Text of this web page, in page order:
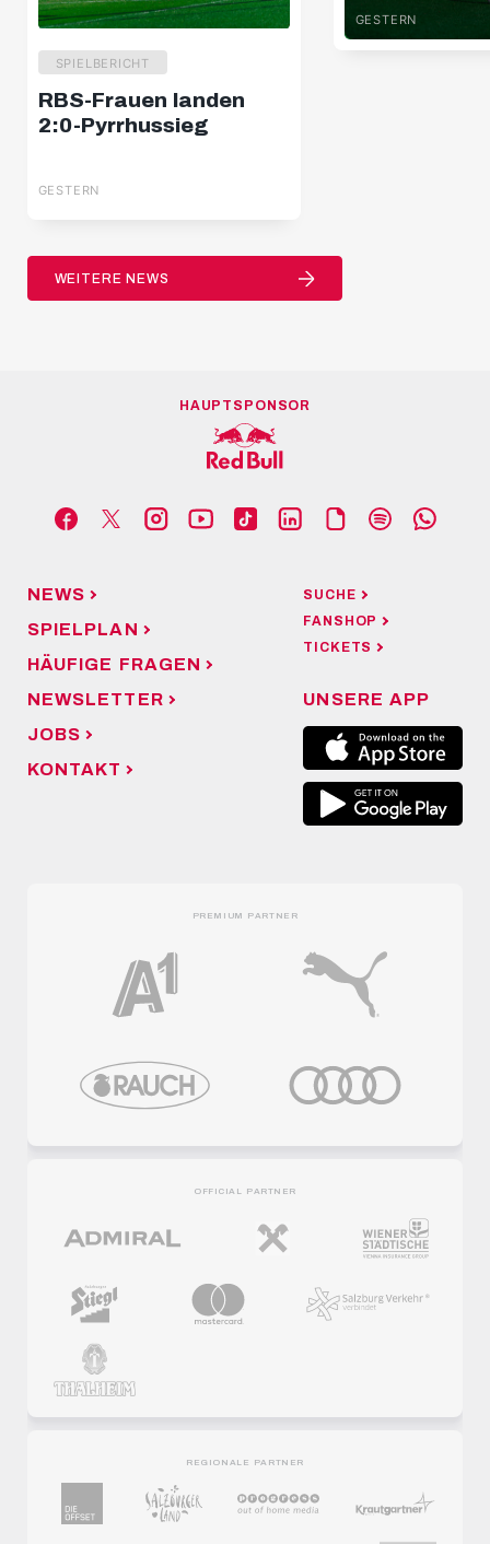
SPIELBERICHT
RBS-Frauen landen
2:0-Pyrrhussieg
GESTERN
GESTERN
WEITERE NEWS
HAUPTSPONSOR
NEWS
SPIELPLAN
HÄUFIGE FRAGEN
NEWSLETTER
JOBS
KONTAKT
SUCHE
FANSHOP
TICKETS
UNSERE APP
PREMIUM PARTNER
OFFICIAL PARTNER
REGIONALE PARTNER